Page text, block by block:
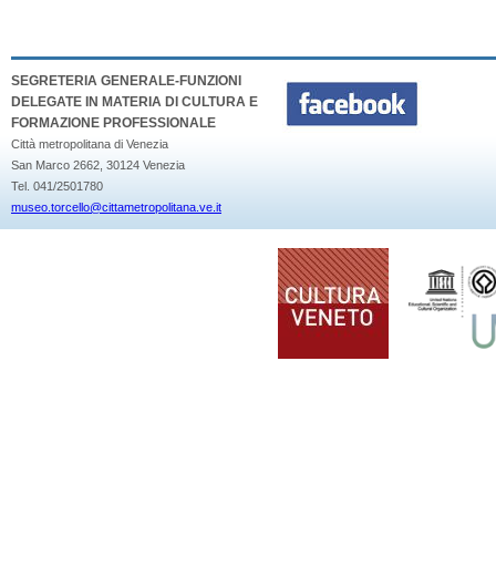
SEGRETERIA GENERALE-FUNZIONI
DELEGATE IN MATERIA DI CULTURA E
FORMAZIONE PROFESSIONALE
Città metropolitana di Venezia
San Marco 2662, 30124 Venezia
Tel. 041/2501780
museo.torcello@cittametropolitana.ve.it